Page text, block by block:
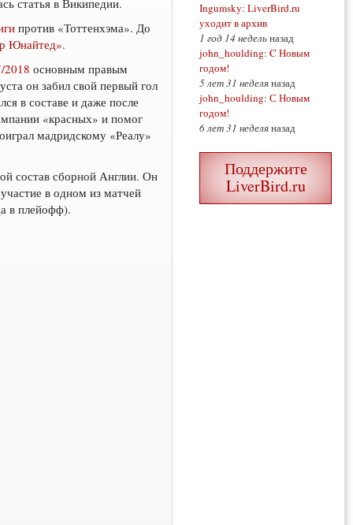
статья в Википедии.
против «Тоттенхэма». До
Юнайтед».
2018 основным правым
он забил свой первый гол
в составе и даже после
«красных» и помог
мадридскому «Реалу»
состав сборной Англии. Он
в одном из матчей
в плейофф).
Ingumsky: LiverBird.ru
уходит в архив
1 год 14 недельназад
john_houlding: C Новым
годом!
5 лет 31 неделяназад
john_houlding: С Новым
годом!
6 лет 31 неделяназад
Поддержите
LiverBird.ru